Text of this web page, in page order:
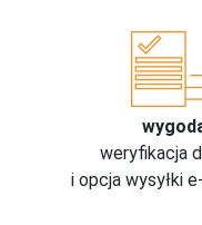
weryfikacja
i opcja wysyłki